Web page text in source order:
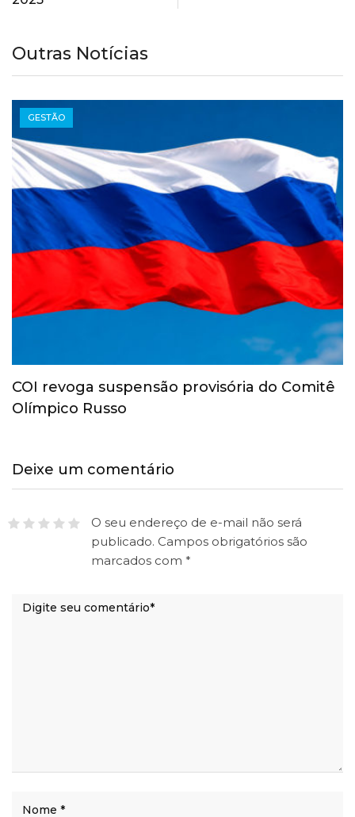
Outras Notícias
GESTÃO
COI revoga suspensão provisória do Comitê
Olímpico Russo
Deixe um comentário
O seu endereço de e-mail não será
publicado. Campos obrigatórios são
marcados com *